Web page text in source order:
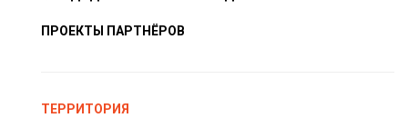
ПРОЕКТЫ ПАРТНЁРОВ
ТЕРРИТОРИЯ